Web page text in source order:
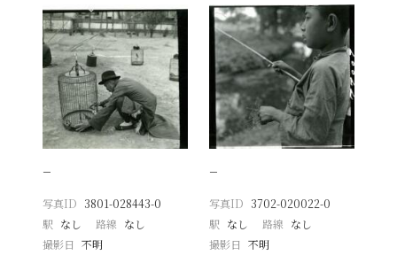
−
写真ID 3801-028443-0
駅 なし 路線 なし
撮影日
不明
−
写真ID 3702-020022-0
駅 なし 路線 なし
撮影日 不明